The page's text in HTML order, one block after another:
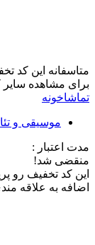
متاسفانه این کد
برای مشاهده سایر
تماشاخونه
موسیقی و
مدت اعتبار :
منقضی شد!
این کد تخفیف رو
اضافه به علاقه